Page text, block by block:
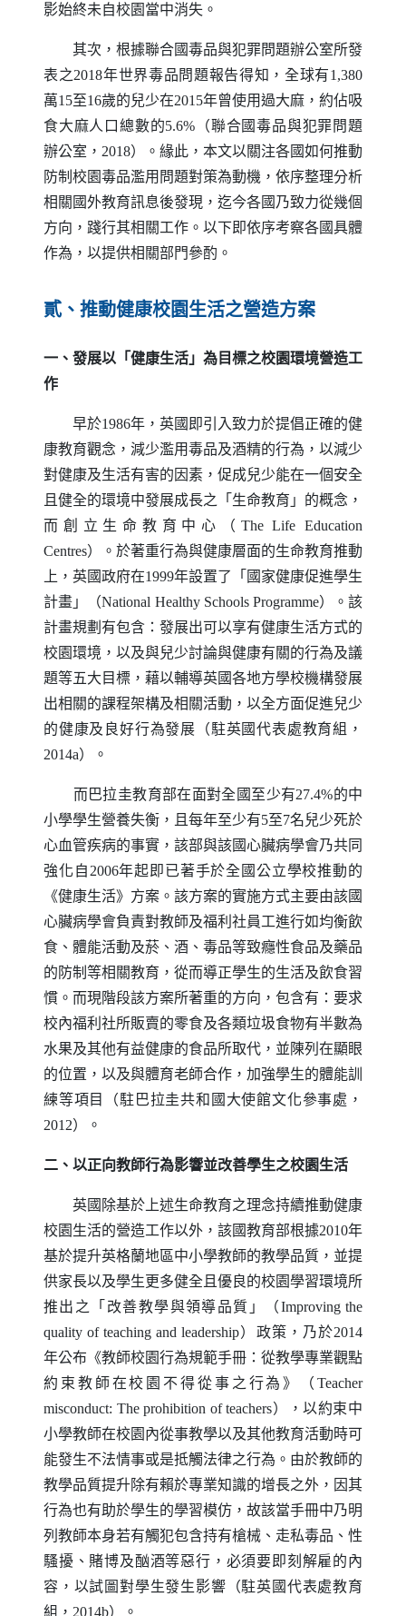
影始終未自校園當中消失。
其次，根據聯合國毒品與犯罪問題辦公室所發
表之2018年世界毒品問題報告得知，全球有1,380
萬15至16歲的兒少在2015年曾使用過大麻，約佔吸
食大麻人口總數的5.6%（聯合國毒品與犯罪問題
辦公室，2018）。緣此，本文以關注各國如何推動
防制校園毒品濫用問題對策為動機，依序整理分析
相關國外教育訊息後發現，迄今各國乃致力從幾個
方向，踐行其相關工作。以下即依序考察各國具體
作為，以提供相關部門參酌。
貳、推動健康校園生活之營造方案
一、發展以「健康生活」為目標之校園環境營造工
作
早於1986年，英國即引入致力於提倡正確的健
康教育觀念，減少濫用毒品及酒精的行為，以減少
對健康及生活有害的因素，促成兒少能在一個安全
且健全的環境中發展成長之「生命教育」的概念，
而創立生命教育中心（ The Life Education
Centres）。於著重行為與健康層面的生命教育推動
上，英國政府在1999年設置了「國家健康促進學生
計畫」（National Healthy Schools Programme）。該
計畫規劃有包含：發展出可以享有健康生活方式的
校園環境，以及與兒少討論與健康有關的行為及議
題等五大目標，藉以輔導英國各地方學校機構發展
出相關的課程架構及相關活動，以全方面促進兒少
的健康及良好行為發展（駐英國代表處教育組，
2014a）。
而巴拉圭教育部在面對全國至少有27.4%的中
小學學生營養失衡，且每年至少有5至7名兒少死於
心血管疾病的事實，該部與該國心臟病學會乃共同
強化自2006年起即已著手於全國公立學校推動的
《健康生活》方案。該方案的實施方式主要由該國
心臟病學會負責對教師及福利社員工進行如均衡飲
食、體能活動及菸、酒、毒品等致癮性食品及藥品
的防制等相關教育，從而導正學生的生活及飲食習
慣。而現階段該方案所著重的方向，包含有：要求
校內福利社所販賣的零食及各類垃圾食物有半數為
水果及其他有益健康的食品所取代，並陳列在顯眼
的位置，以及與體育老師合作，加強學生的體能訓
練等項目（駐巴拉圭共和國大使館文化參事處，
2012）。
二、以正向教師行為影響並改善學生之校園生活
英國除基於上述生命教育之理念持續推動健康
校園生活的營造工作以外，該國教育部根據2010年
基於提升英格蘭地區中小學教師的教學品質，並提
供家長以及學生更多健全且優良的校園學習環境所
推出之「改善教學與領導品質」（Improving the
quality of teaching and leadership）政策，乃於2014
年公布《教師校園行為規範手冊：從教學專業觀點
約束教師在校園不得從事之行為》（ Teacher
misconduct: The prohibition of teachers），以約束中
小學教師在校園內從事教學以及其他教育活動時可
能發生不法情事或是抵觸法律之行為。由於教師的
教學品質提升除有賴於專業知識的增長之外，因其
行為也有助於學生的學習模仿，故該當手冊中乃明
列教師本身若有觸犯包含持有槍械、走私毒品、性
騷擾、賭博及酗酒等惡行，必須要即刻解雇的內
容，以試圖對學生發生影響（駐英國代表處教育
組，2014b）。